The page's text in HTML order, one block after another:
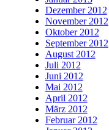
Dezember 2012
November 2012
Oktober 2012
September 2012
August 2012
Juli 2012
Juni 2012
Mai 2012
April 2012
März 2012
Februar 2012